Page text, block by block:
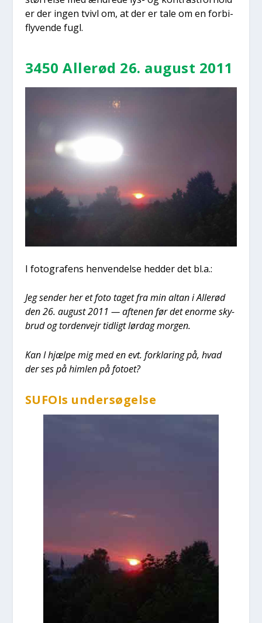
er der ingen tvivl om, at der er tale om en for­bi­
fly­ven­de fugl.
3450 Alle­rød 26. august 2011
I foto­gra­fens hen­ven­del­se hed­der det bl.a.:
Jeg sen­der her et foto taget fra min altan i Alle­rød
den 26. august 2011 — afte­nen før det enor­me sky­
brud og tor­den­vejr tid­ligt lør­dag mor­gen.
Kan I hjæl­pe mig med en evt. for­kla­ring på, hvad
der ses på him­len på foto­et?
SUFOIs under­sø­gel­se